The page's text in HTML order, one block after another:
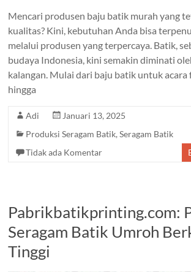
Mencari produsen baju batik murah yang
kualitas? Kini, kebutuhan Anda bisa
melalui produsen yang terpercaya. Batik,
budaya Indonesia, kini semakin diminati
kalangan. Mulai dari baju batik untuk acara
hingga
Adi
Januari 13, 2025
Produksi Seragam Batik,Seragam Batik
Tidak ada Komentar
Pabrikbatikprinting.com:
Seragam Batik Umroh
Tinggi